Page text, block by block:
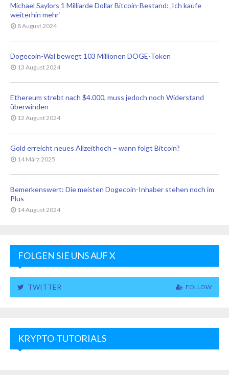
Michael Saylors 1 Milliarde Dollar Bitcoin-Bestand: ‚Ich kaufe
weiterhin mehr‘
8 August 2024
Dogecoin-Wal bewegt 103 Millionen DOGE-Token
13 August 2024
Ethereum strebt nach $4.000, muss jedoch noch Widerstand
überwinden
12 August 2024
Gold erreicht neues Allzeithoch – wann folgt Bitcoin?
14 März 2025
Bemerkenswert: Die meisten Dogecoin-Inhaber stehen noch im
Plus
14 August 2024
FOLGEN SIE UNS AUF X
TWITTER FOLLOW
KRYPTO-TUTORIALS